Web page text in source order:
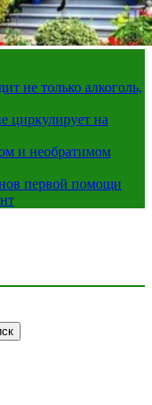
не только алкоголь,
циркулирует на
и необратимом
первой помощи